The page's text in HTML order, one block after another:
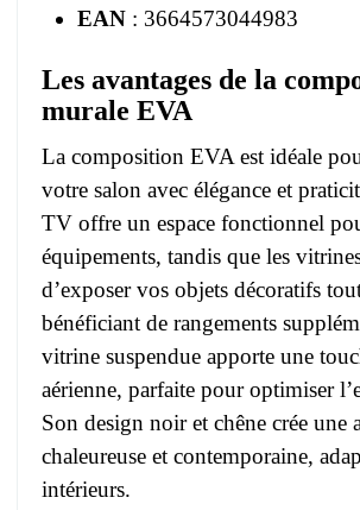
EAN : 3664573044983
Les avantages de la
murale EVA
La composition EVA est idéale
votre salon avec élégance et
TV offre un espace fonctionnel
équipements, tandis que les
d’exposer vos objets décoratifs
bénéficiant de rangements
vitrine suspendue apporte une
aérienne, parfaite pour optimiser
Son design noir et chêne crée une
chaleureuse et contemporaine,
intérieurs.